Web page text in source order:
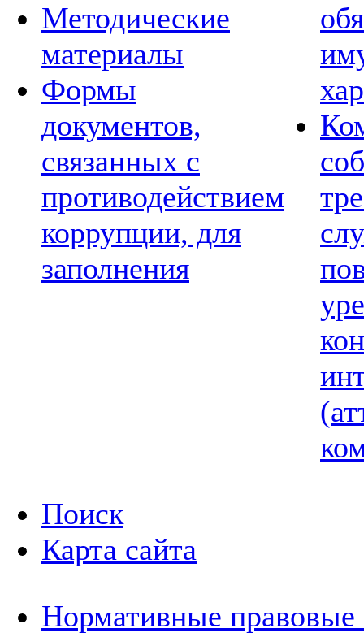
Методические
материалы
Формы
документов,
связанных с
противодействием
коррупции, для
заполнения
Поиск
Карта сайта
Нормативные правовые